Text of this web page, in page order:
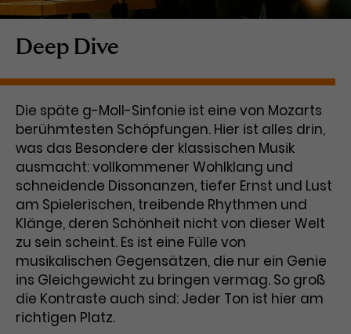
Zweck
Analytics installiert. Das Cookie
darüber zu speichern, wie
Besucher*innen eine Website
nutzen, und hilft bei der Erstellung
eines Analyseberichts über die
Performance der Website. Die
erhobenen Daten umfassen in
anonymisierter Form die Anzahl
der Besuche, die Quelle, aus der sie
stammen, und die besuchten
Seiten.
Name
Laufzeit 3 Monate
Zweck
Dieses Cookie speichert
Informationen zu Werbeklicks und
dient der Zuordnung von
Conversions zu Google Ads-
Kampagnen.
Name _gcl_dc
Deep Dive
Die späte g-Moll-Sinfonie ist eine von Mozarts
berühmtesten Schöpfungen. Hier ist alles drin,
was das Besondere der klassischen Musik
ausmacht: vollkommener Wohlklang und
schneidende Dissonanzen, tiefer Ernst und Lust
am Spielerischen, treibende Rhythmen und
Klänge, deren Schönheit nicht von dieser Welt
zu sein scheint. Es ist eine Fülle von
musikalischen Gegensätzen, die nur ein Genie
ins Gleichgewicht zu bringen vermag. So groß
die Kontraste auch sind: Jeder Ton ist hier am
richtigen Platz.